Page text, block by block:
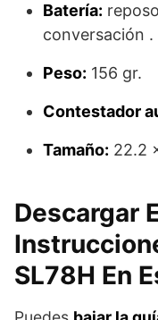
Batería:
conversación .
Peso: 156 gr.
Contestador
Tamaño: 22.2
Descargar
SL78H En